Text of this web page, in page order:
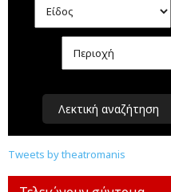
Λεκτική αναζήτηση
Tweets by theatromanis